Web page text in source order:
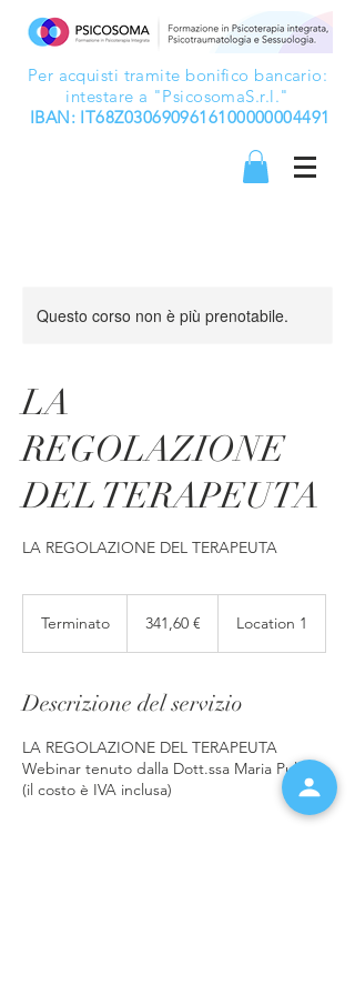
Per acquisti tramite bonifico bancario:
intestare a "PsicosomaS.r.l."
IBAN: IT68Z0306909616100000004491
Questo corso non è più prenotabile.
LA
REGOLAZIONE
DEL TERAPEUTA
LA REGOLAZIONE DEL TERAPEUTA
Terminato
i
a
t
o
341,60 € Location 1
Descrizione del servizio
LA REGOLAZIONE DEL TERAPEUTA
Webinar tenuto dalla Dott.ssa Maria Puliatti
(il costo è IVA inclusa)